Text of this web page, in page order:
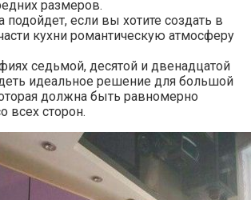
размеров.
подойдет, если вы хотите создать в
кухни романтическую атмосферу
седьмой, десятой и двенадцатой
идеальное решение для большой
должна быть равномерно
всех сторон.